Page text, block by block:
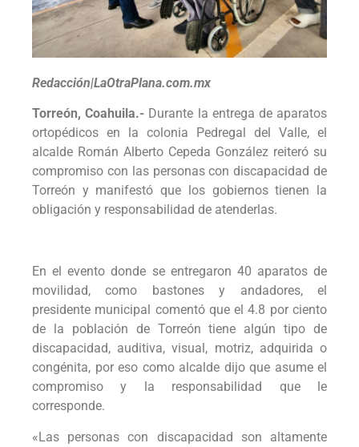
Redacción|LaOtraPlana.com.mx
Torreón, Coahuila.- Durante la entrega de aparatos
ortopédicos en la colonia Pedregal del Valle, el
alcalde Román Alberto Cepeda González reiteró su
compromiso con las personas con discapacidad de
Torreón y manifestó que los gobiernos tienen la
obligación y responsabilidad de atenderlas.
En el evento donde se entregaron 40 aparatos de
movilidad, como bastones y andadores, el
presidente municipal comentó que el 4.8 por ciento
de la población de Torreón tiene algún tipo de
discapacidad, auditiva, visual, motriz, adquirida o
congénita, por eso como alcalde dijo que asume el
compromiso y la responsabilidad que le
corresponde.
«Las personas con discapacidad son altamente